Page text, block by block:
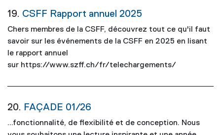
19. CSFF Rapport annuel 2025
Chers membres de la CSFF, découvrez tout ce qu'il faut
savoir sur les événements de la CSFF en 2025 en lisant
le rapport annuel
sur https://www.szff.ch/fr/telechargements/
20. FAÇADE 01/26
...fonctionnalité, de flexibilité et de conception. Nous